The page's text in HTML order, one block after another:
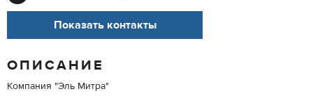
Показать контакты
ОПИСАНИЕ
Компания "Эль Митра"